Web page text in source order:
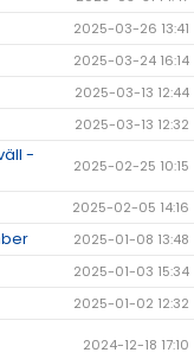
2025-03-26 13:41
2025-03-24 16:14
2025-03-13 12:44
2025-03-13 12:32
-
2025-02-25 10:15
2025-02-05 14:16
2025-01-08 13:48
2025-01-03 15:34
2025-01-02 12:32
2024-12-18 17:10